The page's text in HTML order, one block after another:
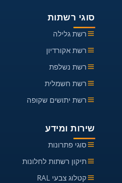
סוגי רשתות
רשת גלילה
רשת אקורדיון
רשת נשלפת
רשת חשמלית
רשת יתושים שקופה
שירות ומידע
סוגי פתרונות
תיקון רשתות לחלונות
קטלוג צבעי RAL